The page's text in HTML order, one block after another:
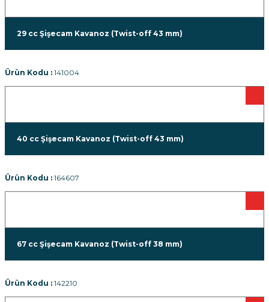
29 cc Şişecam Kavanoz (Twist-off 43 mm)
Ürün Kodu : 141004
40 cc Şişecam Kavanoz (Twist-off 43 mm)
Ürün Kodu : 164607
67 cc Şişecam Kavanoz (Twist-off 38 mm)
Ürün Kodu : 142210